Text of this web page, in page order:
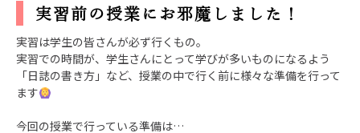
実習前の授業にお邪魔しました！
実習は学生の皆さんが必ず行くもの。
実習での時間が、学生さんにとって学びが多いものになるよう
「日誌の書き方」など、授業の中で行く前に様々な準備を行って
ます
今回の授業で行っている準備は…